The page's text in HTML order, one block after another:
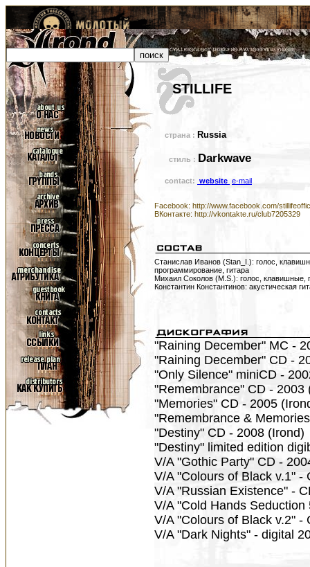
STILLIFE
страна : Russia
стиль : Darkwave
contact: website e-mail
Facebook: http://www.facebook.com/
ВКонтакте: http://vkontakte.ru/club7205329
Станислав Иванов (Stan_I.): голос,
программирование, гитара
Михаил Соколов (M.S.): голос, клавишные,
Константин Константинов: акустическая
"Raining December" MC -
"Raining December" CD -
"Only Silence" miniCD -
"Remembrance" CD - 2003
"Memories" CD - 2005
"Remembrance &
"Destiny" CD - 2008 (Irond)
"Destiny" limited edition
V/A "Gothic Party" CD -
V/A "Colours of Black v.1" -
V/A "Russian Existence" -
V/A "Cold Hands
V/A "Colours of Black v.2" -
V/A "Dark Nights" - digital